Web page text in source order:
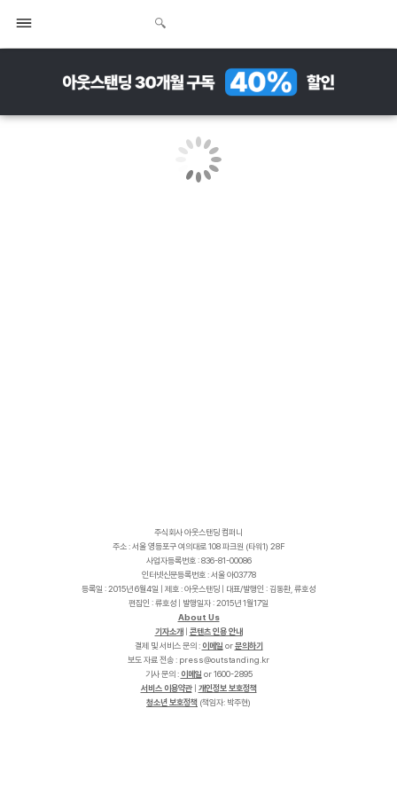
주식회사 아웃스탠딩 컴퍼니
주소 : 서울 영등포구 여의대로 108 파크원 (타워1) 28F
사업자등록번호 : 836-81-00086
인터넷신문등록번호 : 서울 아03778
등록일 : 2015년 6월4일 | 제호 : 아웃스탠딩 | 대표/발행인 : 김동환, 류호성
편집인 : 류호성 | 발행일자 : 2015년 1월17일
About Us
기자소개
콘텐츠 인용 안내
결제 및 서비스 문의 : 이메일 or문의하기
보도 자료 전송 :
r
k
.
g
n
i
d
n
a
t
s
t
u
o
@
s
s
e
r
p
기사 문의 : 이메일 or 1600-2895
서비스 이용약관| 개인정보 보호정책
청소년 보호정책 (책임자: 박주현)